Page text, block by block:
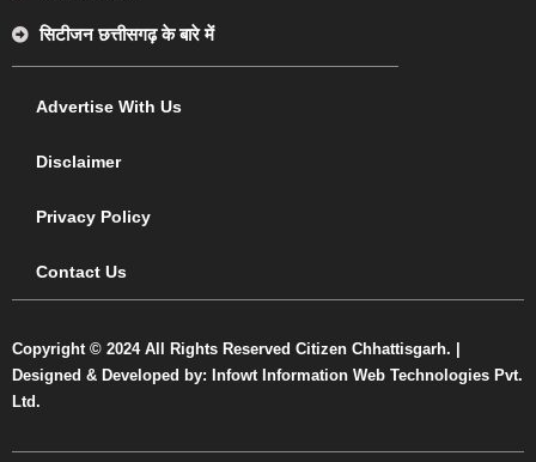
सिटीजन छत्तीसगढ़ के बारे में
Advertise With Us
Disclaimer
Privacy Policy
Contact Us
Copyright © 2024 All Rights Reserved Citizen Chhattisgarh. |
Designed & Developed by: Infowt Information Web Technologies Pvt.
Ltd.